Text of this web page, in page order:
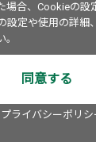
場合、Cookieの設
設定や使用の詳細
同意する
ライバシーポリシ